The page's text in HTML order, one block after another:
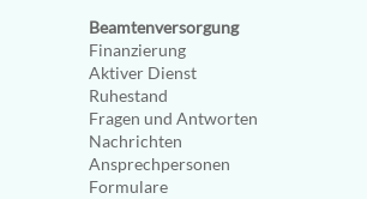
Beamtenversorgung
Finanzierung
Aktiver Dienst
Ruhestand
Fragen und Antworten
Nachrichten
Ansprechpersonen
Formulare